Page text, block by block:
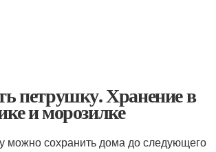
петрушку. Хранение в
и морозилке
можно сохранить дома до следующего